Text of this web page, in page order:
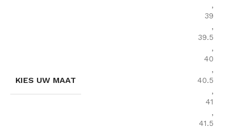
KIES UW MAAT
,
39
,
39.5
,
40
,
40.5
,
41
,
41.5